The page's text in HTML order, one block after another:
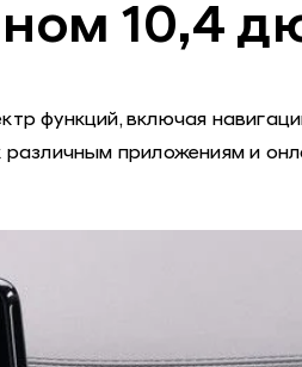
10,4
функций, включая
приложениям и